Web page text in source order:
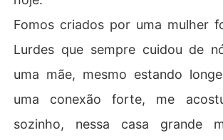
Fomos criados por uma mulher
Lurdes que sempre cuidou de
uma mãe, mesmo estando
uma conexão forte, me
sozinho, nessa casa grande